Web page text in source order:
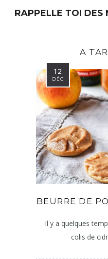
RAPPELLE TOI DES
A
12
DÉC
BEURRE DE
Il y a quelques
colis de